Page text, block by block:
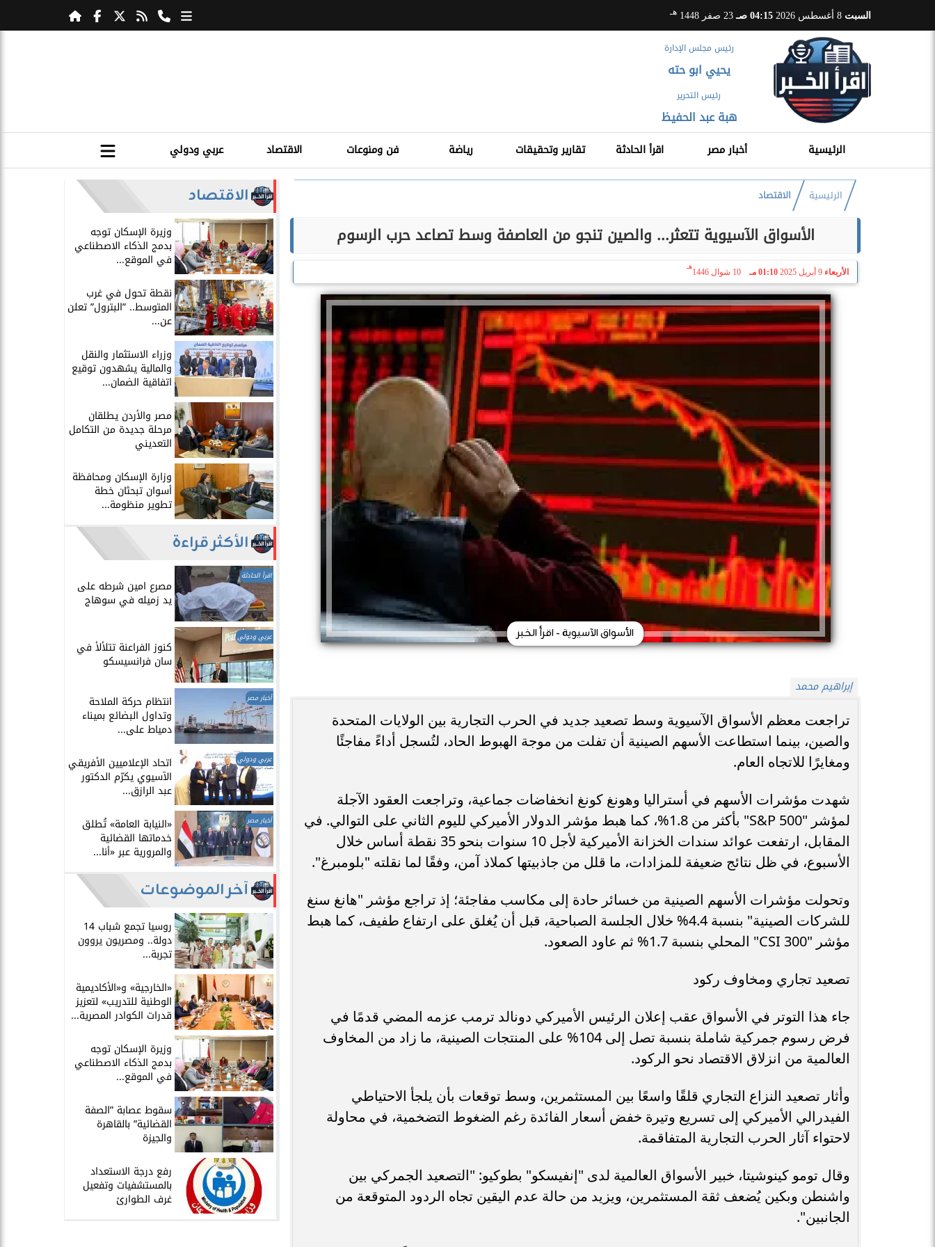
السبت 04:15 صـ 23 صفر 1448 هـ
رئيس مجلس الإدارة
يحيي ابو حته
رئيس التحرير
هبة عبد الحفيظ
الرئيسية أخبار مصر اقرأ الحادثة تقارير وتحقيقات رياضة فن ومنوعات الاقتصاد عربي ودولي
الرئيسية الاقتصاد
الأسواق الآسيوية تتعثر... والصين تنجو من العاصفة وسط تصاعد حرب الرسوم
الأربعاء 9 أبريل 2025 01:10 مـ 10 شوال 1446
هـ
الأسواق الآسيوية - اقرأ الخبر
إبراهيم محمد
تراجعت معظم الأسواق الآسيوية وسط تصعيد جديد في الحرب التجارية بين الولايات المتحدة
والصين، بينما استطاعت الأسهم الصينية أن تفلت من موجة الهبوط الحاد، لتُسجل أداءً مفاجئًا
ومغايرًا للاتجاه العام.
شهدت مؤشرات الأسهم في أستراليا وهونغ كونغ انخفاضات جماعية، وتراجعت العقود الآجلة
لمؤشر "S&P 500" بأكثر من 1.8%، كما هبط مؤشر الدولار الأميركي لليوم الثاني على التوالي. في
المقابل، ارتفعت عوائد سندات الخزانة الأميركية لأجل 10 سنوات بنحو 35 نقطة أساس خلال
الأسبوع، في ظل نتائج ضعيفة للمزادات، ما قلل من جاذبيتها كملاذ آمن، وفقًا لما نقلته "بلومبرغ".
وتحولت مؤشرات الأسهم الصينية من خسائر حادة إلى مكاسب مفاجئة؛ إذ تراجع مؤشر "هانغ سنغ
للشركات الصينية" بنسبة 4.4% خلال الجلسة الصباحية، قبل أن يُغلق على ارتفاع طفيف، كما هبط
مؤشر "CSI 300" المحلي بنسبة 1.7% ثم عاود الصعود.
تصعيد تجاري ومخاوف ركود
جاء هذا التوتر في الأسواق عقب إعلان الرئيس الأميركي دونالد ترمب عزمه المضي قدمًا في
فرض رسوم جمركية شاملة بنسبة تصل إلى 104% على المنتجات الصينية، ما زاد من المخاوف
العالمية من انزلاق الاقتصاد نحو الركود.
وأثار تصعيد النزاع التجاري قلقًا واسعًا بين المستثمرين، وسط توقعات بأن يلجأ الاحتياطي
الفيدرالي الأميركي إلى تسريع وتيرة خفض أسعار الفائدة رغم الضغوط التضخمية، في محاولة
لاحتواء آثار الحرب التجارية المتفاقمة.
وقال تومو كينوشيتا، خبير الأسواق العالمية لدى "إنفيسكو" بطوكيو: "التصعيد الجمركي بين
واشنطن وبكين يُضعف ثقة المستثمرين، ويزيد من حالة عدم اليقين تجاه الردود المتوقعة من
الجانبين".
الاقتصاد
​وزيرة الإسكان توجه
بدمج الذكاء الاصطناعي
في الموقع...
​نقطة تحول في غرب
المتوسط.. ”البترول” تعلن
عن...
​وزراء الاستثمار والنقل
والمالية يشهدون توقيع
اتفاقية الضمان...
​مصر والأردن يطلقان
مرحلة جديدة من التكامل
التعديني
وزارة الإسكان ومحافظة
أسوان تبحثان خطة
تطوير منظومة...
الأكثر قراءة
اقرأ الحادثة
مصرع امين شرطه على
يد زميله في سوهاج
عربي ودولي
​كنوز الفراعنة تتلألأ في
سان فرانسيسكو
أخبار مصر انتظام حركة الملاحة
وتداول البضائع بميناء
دمياط على...
عربي ودولي اتحاد الإعلاميين الأفريقي
الآسيوي يكرّم الدكتور
عبد الرازق...
أخبار مصر ​«النيابة العامة» تُطلق
خدماتها القضائية
والمرورية عبر «أنا...
آخر الموضوعات
روسيا تجمع شباب 14
دولة.. ومصريون يروون
تجربة...
​«الخارجية» و«الأكاديمية
الوطنية للتدريب» لتعزيز
قدرات الكوادر المصرية...
​وزيرة الإسكان توجه
بدمج الذكاء الاصطناعي
في الموقع...
سقوط عصابة ”الصفة
القضائية” بالقاهرة
والجيزة
​رفع درجة الاستعداد
بالمستشفيات وتفعيل
غرف الطوارئ